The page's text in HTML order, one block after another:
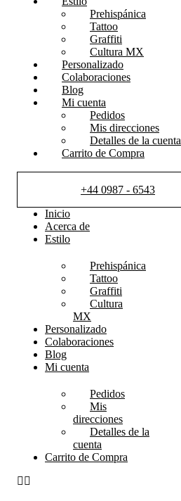
Prehispánica
Tattoo
Graffiti
Cultura MX
Personalizado
Colaboraciones
Blog
Mi cuenta
Pedidos
Mis direcciones
Detalles de la cuenta
Carrito de Compra
+44 0987 - 6543
Inicio
Acerca de
Estilo
Prehispánica
Tattoo
Graffiti
Cultura
MX
Personalizado
Colaboraciones
Blog
Mi cuenta
Pedidos
Mis
direcciones
Detalles de la
cuenta
Carrito de Compra